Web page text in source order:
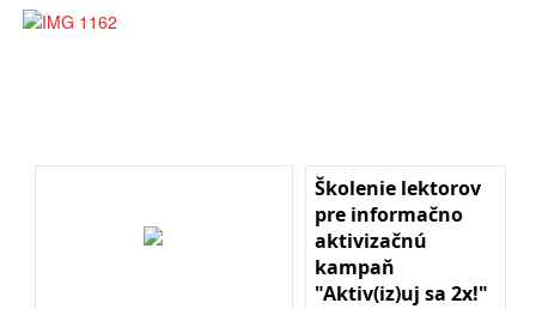
Školenie lektorov
pre informačno
aktivizačnú
kampaň
"Aktiv(iz)uj sa 2x!"